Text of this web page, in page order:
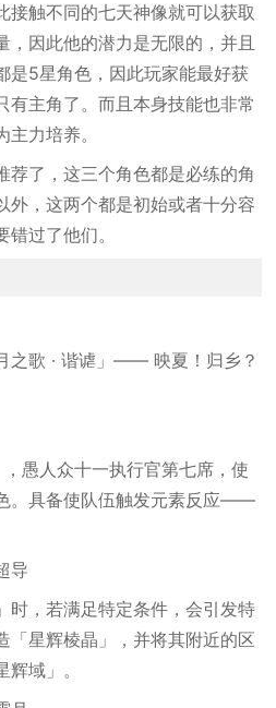
接触不同的七天神像就可以获取
，因此他的潜力是无限的，并且
是5星角色，因此玩家能最好获
有主角了。而且本身技能也非常
力培养。
荐了，这三个角色都是必练的角
外，这两个都是初始或者十分容
过了他们。
之歌 · 谐谑」—— 映夏！归乡？
，愚人众十一执行官第七席，使
。具备使队伍触发元素反应——
导
时，若满足特定条件，会引发特
「星辉棱晶」，并将其附近的区
域」。